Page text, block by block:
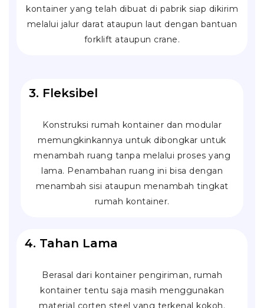
kontainer yang telah dibuat di pabrik siap dikirim
melalui jalur darat ataupun laut dengan bantuan
forklift ataupun crane.
3. Fleksibel
Konstruksi rumah kontainer dan modular
memungkinkannya untuk dibongkar untuk
menambah ruang tanpa melalui proses yang
lama. Penambahan ruang ini bisa dengan
menambah sisi ataupun menambah tingkat
rumah kontainer.
4. Tahan Lama
Berasal dari kontainer pengiriman, rumah
kontainer tentu saja masih menggunakan
material corten steel yang terkenal kokoh.